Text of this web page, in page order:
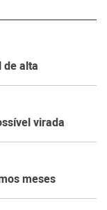
de alta
virada
meses